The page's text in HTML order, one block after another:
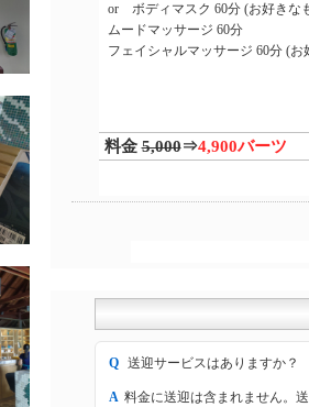
or ボディマスク 60分 (お好きな
ムードマッサージ 60分
フェイシャルマッサージ 60分 (
料金5,000⇒4,900バーツ
Q 送迎サービスはありますか？
A 料金に送迎は含まれません。